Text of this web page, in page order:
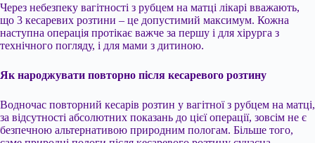
Через небезпеку вагітності з рубцем на матці лікарі вважають,
що 3 кесаревих розтини – це допустимий максимум. Кожна
наступна операція протікає важче за першу і для хірурга з
технічного погляду, і для мами з дитиною.
Як народжувати повторно після кесаревого розтину
Водночас повторний кесарів розтин у вагітної з рубцем на матці,
за відсутності абсолютних показань до цієї операції, зовсім не є
безпечною альтернативою природним пологам. Більше того,